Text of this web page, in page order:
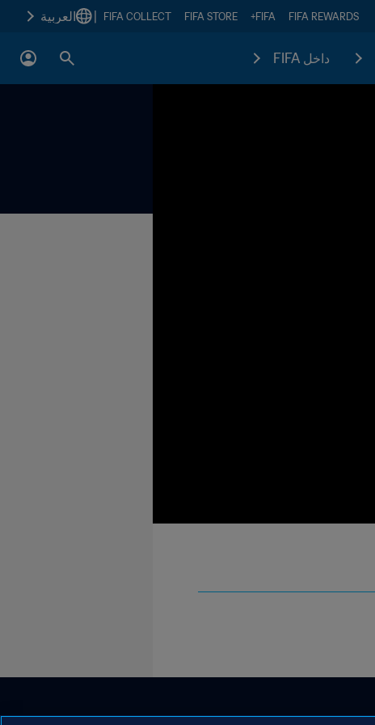
FIFA REWARDS
FIFA+
FIFA STORE
FIFA COLLECT العربية
داخل FIFA